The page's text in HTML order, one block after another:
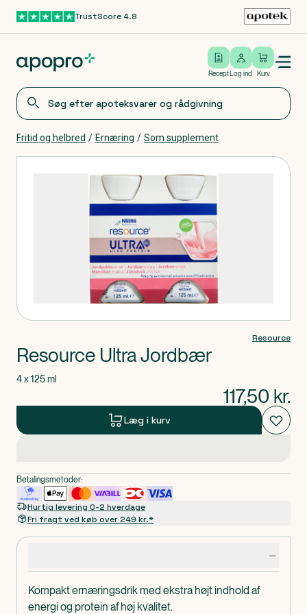
Gå til hovedindholdTrustScore 4.8
Recept
Log ind
Log ind Kurv
Open/close menu
Fritid og helbred / Ernæring / Som supplement
Kompakt ernæringsdrik med ekstra højt indhold af
energi og protein af høj kvalitet.
Resource
Resource Ultra Jordbær
4 x 125 ml
117,50 kr.
Læg i kurv
Betalingsmetoder:
Hurtig levering 0-2 hverdage
Fri fragt ved køb over 249 kr.*